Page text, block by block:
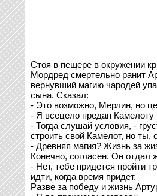
Стоя в пещере в окружении
Мордред смертельно ранит
вернувший магию чародей
сына. Сказал:
- Это возможно, Мерлин, но
- Я всецело предан Камелоту
- Тогда слушай условия, -
строить свой Камелот, но ты,
- Древняя магия? Жизнь за
Конечно, согласен. Он отдал
- Нет, тебе придется пройти
идти, когда время придет.
Разве за победу и жизнь